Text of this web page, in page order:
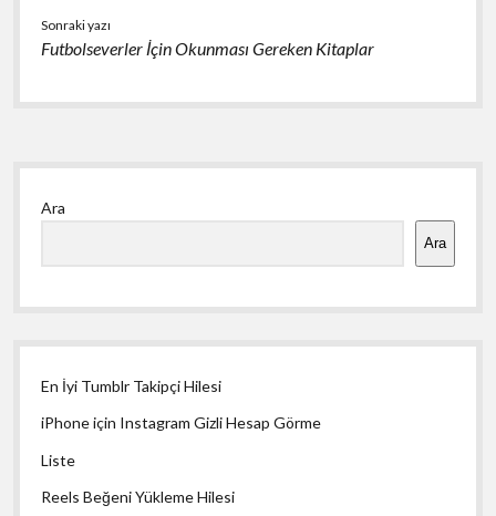
Sonraki yazı
Futbolseverler İçin Okunması Gereken Kitaplar
Yan
Menü
Ara
Ara
En İyi Tumblr Takipçi Hilesi
iPhone için Instagram Gizli Hesap Görme
Liste
Reels Beğeni Yükleme Hilesi